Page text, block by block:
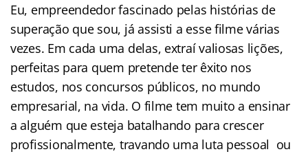
Eu, empreendedor fascinado pelas histórias de
superação que sou, já assisti a esse filme várias
vezes. Em cada uma delas, extraí valiosas lições,
perfeitas para quem pretende ter êxito nos
estudos, nos concursos públicos, no mundo
empresarial, na vida. O filme tem muito a ensinar
a alguém que esteja batalhando para crescer
profissionalmente, travando uma luta pessoal ou